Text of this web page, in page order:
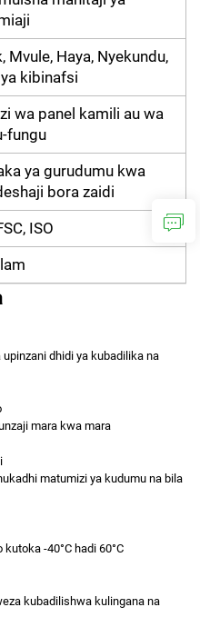
Mvule, Haya, Nyekundu,
ya kibinafsi
wa panel kamili au wa
fungu
ya gurudumu kwa
bora zaidi
ISO
dhidi ya kubadilika na
mara kwa mara
matumizi ya kudumu na bila
-40°C hadi 60°C
kubadilishwa kulingana na